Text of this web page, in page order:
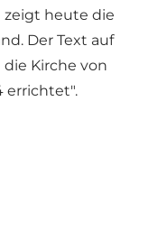
zeigt heute die
Der Text auf
Kirche von
errichtet".